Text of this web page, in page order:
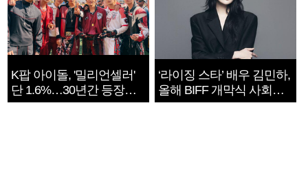
K팝 아이돌, '밀리언셀러'
단 1.6%…30년간 등장
1182개팀 전수조사
‘라이징 스타’ 배우 김민하,
올해 BIFF 개막식 사회자
확정